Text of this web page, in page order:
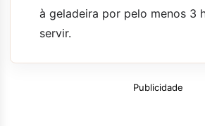
à geladeira por pelo menos 3
servir.
Publicidade